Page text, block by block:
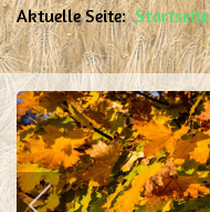
Aktuelle Seite:Startseite